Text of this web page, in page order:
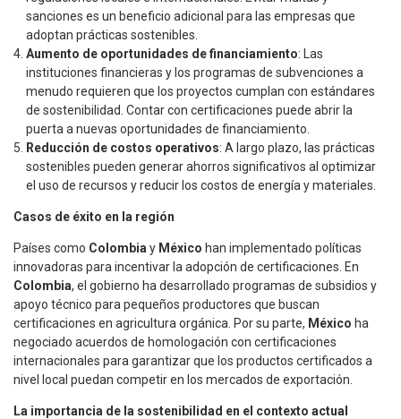
sanciones es un beneficio adicional para las empresas que
adoptan prácticas sostenibles.
Aumento de oportunidades de financiamiento: Las
instituciones financieras y los programas de subvenciones a
menudo requieren que los proyectos cumplan con estándares
de sostenibilidad. Contar con certificaciones puede abrir la
puerta a nuevas oportunidades de financiamiento.
Reducción de costos operativos: A largo plazo, las prácticas
sostenibles pueden generar ahorros significativos al optimizar
el uso de recursos y reducir los costos de energía y materiales.
Casos de éxito en la región
Países como Colombia y México han implementado políticas
innovadoras para incentivar la adopción de certificaciones. En
Colombia, el gobierno ha desarrollado programas de subsidios y
apoyo técnico para pequeños productores que buscan
certificaciones en agricultura orgánica. Por su parte, México ha
negociado acuerdos de homologación con certificaciones
internacionales para garantizar que los productos certificados a
nivel local puedan competir en los mercados de exportación.
La importancia de la sostenibilidad en el contexto actual